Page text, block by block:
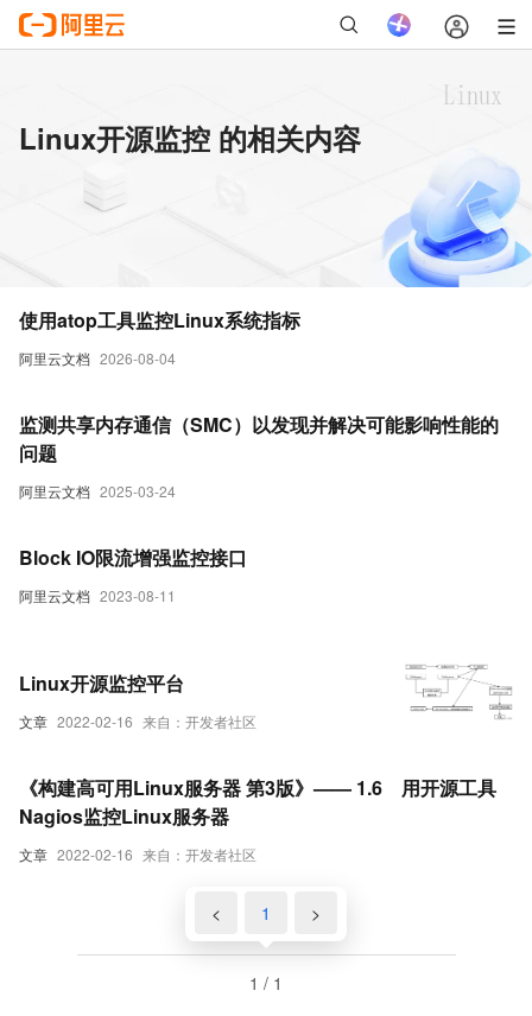
Linux开源监控 的相关内容
阿里云文档 2026-08-04
使用atop工具监控Linux系统指标
阿里云文档 2025-03-24
监测共享内存通信（SMC）以发现并解决可能影响性能的
问题
阿里云文档 2023-08-11
Block IO限流增强监控接口
文章 2022-02-16 来自：开发者社区
Linux开源监控平台
文章 2022-02-16 来自：开发者社区
《构建高可用Linux服务器 第3版》—— 1.6 用开源工具
Nagios监控Linux服务器
< 1 >
1 / 1